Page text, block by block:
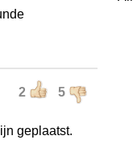
2 5
geplaatst.